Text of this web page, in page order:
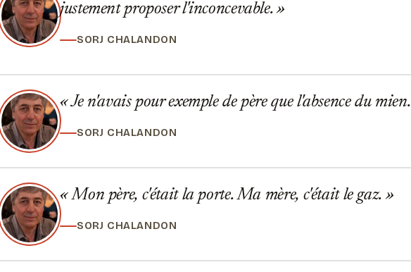
justement proposer l'inconcevable.
SORJ CHALANDON
Je n'avais pour exemple de père que l'absence du mien.
SORJ CHALANDON
Mon père, c'était la porte. Ma mère, c'était le gaz.
SORJ CHALANDON